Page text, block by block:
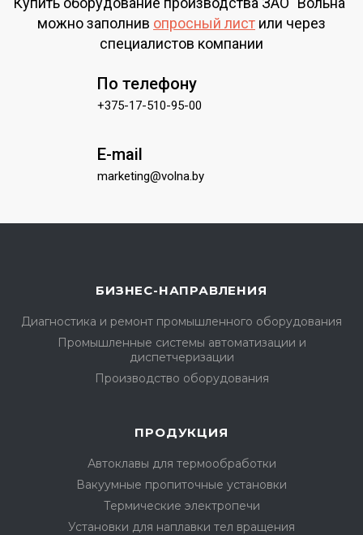
можно заполнив опросный лист или через
специалистов компании
По телефону
+375-17-510-95-00
E-mail
marketing@volna.by
БИЗНЕС-НАПРАВЛЕНИЯ
Диагностика и ремонт промышленного оборудования
Промышленные системы автоматизации и
диспетчеризации
Производство оборудования
ПРОДУКЦИЯ
Автоклавы для термообработки
Вакуумные пропиточные установки
Термические электропечи
Установки для наплавки тел вращения